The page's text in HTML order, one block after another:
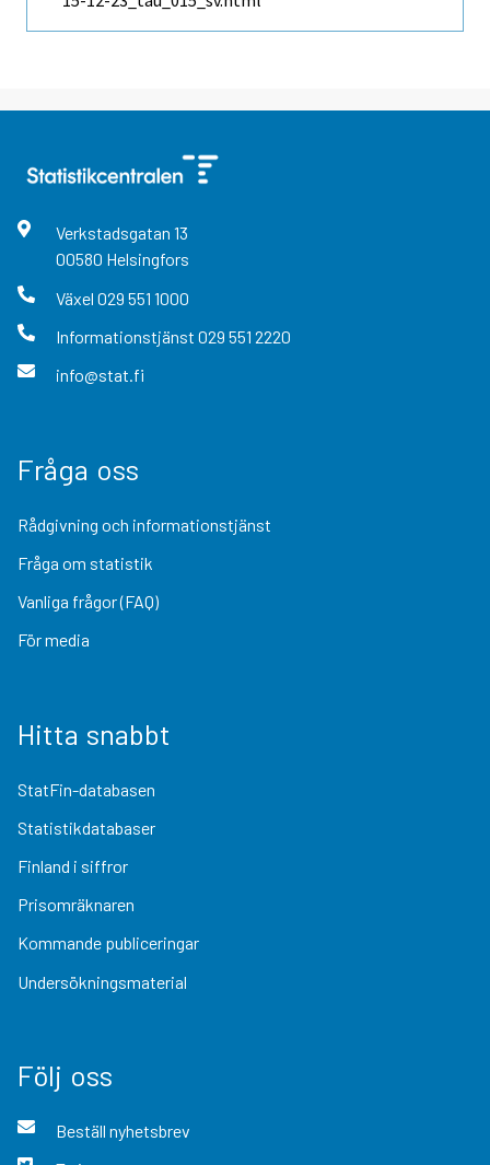
Verkstadsgatan 13
00580 Helsingfors
Växel 029 551 1000
Informationstjänst 029 551 2220
info@stat.fi
Fråga oss
Rådgivning och informationstjänst
Fråga om statistik
Vanliga frågor (FAQ)
För media
Hitta snabbt
StatFin-databasen
Statistikdatabaser
Finland i siffror
Prisomräknaren
Kommande publiceringar
Undersökningsmaterial
Följ oss
Beställ nyhetsbrev